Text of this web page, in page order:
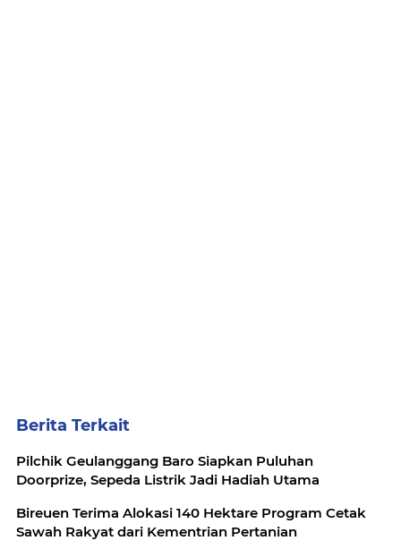
Berita Terkait
Pilchik Geulanggang Baro Siapkan Puluhan
Doorprize, Sepeda Listrik Jadi Hadiah Utama
Bireuen Terima Alokasi 140 Hektare Program Cetak
Sawah Rakyat dari Kementrian Pertanian